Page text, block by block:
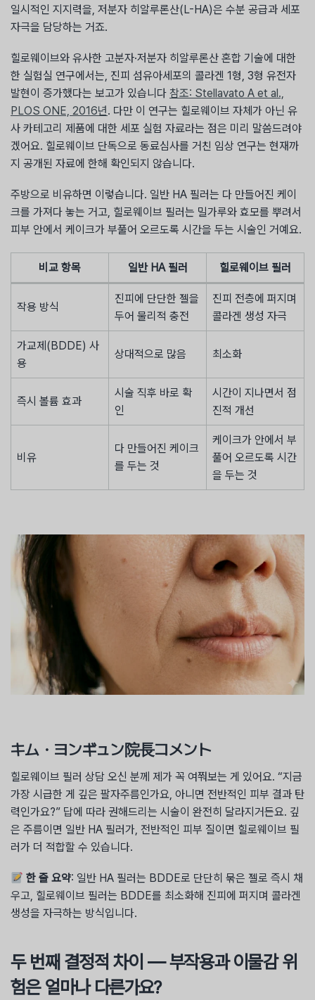
일시적인 지지력을, 저분자 히알루론산(L-HA)은 수분 공급과 세포
자극을 담당하는 거죠.
힐로웨이브와 유사한 고분자·저분자 히알루론산 혼합 기술에 대한
한 실험실 연구에서는, 진피 섬유아세포의 콜라겐 1형, 3형 유전자
발현이 증가했다는 보고가 있습니다 참조: Stellavato A et al.,
PLOS ONE, 2016년. 다만 이 연구는 힐로웨이브 자체가 아닌 유
사 카테고리 제품에 대한 세포 실험 자료라는 점은 미리 말씀드려야
겠어요. 힐로웨이브 단독으로 동료심사를 거친 임상 연구는 현재까
지 공개된 자료에 한해 확인되지 않습니다.
주방으로 비유하면 이렇습니다. 일반 HA 필러는 다 만들어진 케이
크를 가져다 놓는 거고, 힐로웨이브 필러는 밀가루와 효모를 뿌려서
피부 안에서 케이크가 부풀어 오르도록 시간을 두는 시술인 거예요.
비교 항목 일반 HA 필러 힐로웨이브 필러
작용 방식
진피에 단단한 젤을
두어 물리적 충전
진피 전층에 퍼지며
콜라겐 생성 자극
가교제(BDDE) 사
용
상대적으로 많음 최소화
즉시 볼륨 효과
시술 직후 바로 확
인
시간이 지나면서 점
진적 개선
비유
다 만들어진 케이크
를 두는 것
케이크가 안에서 부
풀어 오르도록 시간
을 두는 것
キム・ヨンギュン院長コメント
힐로웨이브 필러 상담 오신 분께 제가 꼭 여쭤보는 게 있어요. “지금
가장 시급한 게 깊은 팔자주름인가요, 아니면 전반적인 피부 결과 탄
력인가요?” 답에 따라 권해드리는 시술이 완전히 달라지거든요. 깊
은 주름이면 일반 HA 필러가, 전반적인 피부 질이면 힐로웨이브 필
러가 더 적합할 수 있습니다.
한 줄 요약: 일반 HA 필러는 BDDE로 단단히 묶은 젤로 즉시 채
우고, 힐로웨이브 필러는 BDDE를 최소화해 진피에 퍼지며 콜라겐
생성을 자극하는 방식입니다.
두 번째 결정적 차이 — 부작용과 이물감 위
험은 얼마나 다른가요?